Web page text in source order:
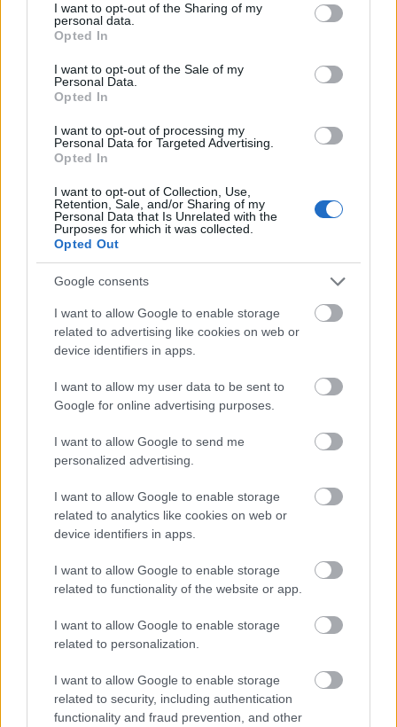
not limited to your visit or usage behaviour. You may click to
grant or deny consent to Google and its third-party tags to
use your data for below specified purposes in below Google
consent section.
I want to opt-out of the Sharing of my
personal data.
Opted In
I want to opt-out of the Sale of my
Personal Data.
Opted In
I want to opt-out of processing my
Personal Data for Targeted Advertising.
Opted In
I want to opt-out of Collection, Use,
Retention, Sale, and/or Sharing of my
Personal Data that Is Unrelated with the
Purposes for which it was collected.
Opted Out
Google consents
I want to allow Google to enable storage
related to advertising like cookies on web or
device identifiers in apps.
I want to allow my user data to be sent to
Google for online advertising purposes.
I want to allow Google to send me
personalized advertising.
I want to allow Google to enable storage
related to analytics like cookies on web or
device identifiers in apps.
I want to allow Google to enable storage
related to functionality of the website or app.
I want to allow Google to enable storage
related to personalization.
I want to allow Google to enable storage
related to security, including authentication
functionality and fraud prevention, and other
tetőcserép
Tetőépítés -és felújítás? Legyen tudatos a
költségtervezésben!
Modern letisztultság és klasszikus stílus